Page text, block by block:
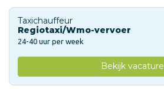
Taxichauffeur
Regiotaxi/Wmo-vervoer
24-40 uur per week
Bekijk vacature